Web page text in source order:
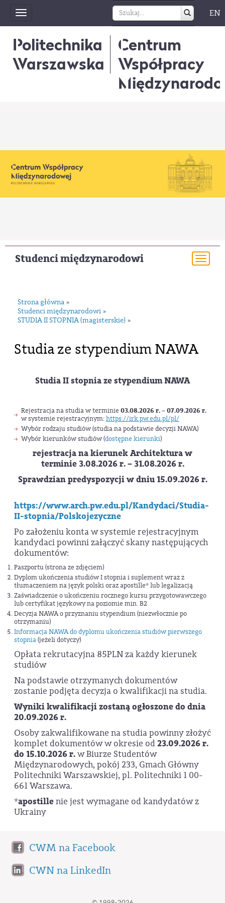
Toggle
navigation
EN
Politechnika
Warszawska
Centrum
Współpracy
Studenci międzynarodowi
Strona główna »
Studenci międzynarodowi »
STUDIA II STOPNIA (magisterskie) »
Studia ze stypendium NAWA
Studia II stopnia ze stypendium NAWA
Rejestracja na studia w terminie 03.08.2026 r. – 07.09.2026 r.
w systemie rejestracyjnym:https://irk.pw.edu.pl/pl/
Wybór rodzaju studiów (studia na podstawie decyzji NAWA)
Wybór kierunków studiów (dostępne kierunki)
rejestracja na kierunek Architektura w
terminie 3.08.2026 r. – 31.08.2026 r.
Sprawdzian predyspozycji w dniu 15.09.2026 r.
https://www.arch.pw.edu.pl/Kandydaci/Studia-
II-stopnia/Polskojezyczne
Po założeniu konta w systemie rejestracyjnym
kandydaci powinni załączyć skany następujących
dokumentów:
Paszportu (strona ze zdjęciem)
Dyplom ukończenia studiów I stopnia i suplement wraz z
tłumaczeniem na język polski oraz apostille* lub legalizacją
Zaświadczenie o ukończeniu rocznego kursu przygotowawczego
lub certyfikat językowy na poziomie min. B2
Decyzja NAWA o przyznaniu stypendium (niezwłocznie po
otrzymaniu)
Informacja NAWA do dyplomu ukończenia studiów pierwszego
stopnia(jeżeli dotyczy)
Opłata rekrutacyjna 85PLN za każdy kierunek
studiów
Na podstawie otrzymanych dokumentów
zostanie podjęta decyzja o kwalifikacji na studia.
Wyniki kwalifikacji zostaną ogłoszone do dnia
20.09.2026 r.
Osoby zakwalifikowane na studia powinny złożyć
komplet dokumentów w okresie od23.09.2026 r.
do 15.10.2026 r.w Biurze Studentów
Międzynarodowych, pokój 233, Gmach Główny
Politechniki Warszawskiej, pl. Politechniki 1 00-
661 Warszawa.
*apostillenie jest wymagane od kandydatów z
Ukrainy
CWM na Facebook
CWN na LinkedIn